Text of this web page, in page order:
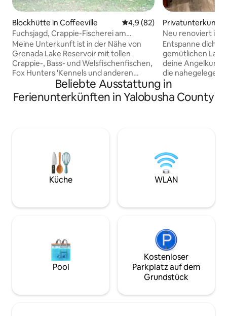
Blockhütte in Coffeeville Durchschnittliche
4,9 (82)
Fuchsjagd, Crappie-Fischerei am
Grenada Lake
Meine Unterkunft ist in der Nähe von
Grenada Lake Reservoir mit tollen
Crappie-, Bass- und Welsfischenfischen,
Fox Hunters 'Kennels und anderen
Jagdgebieten. Du wirst meine
Unterkunft lieben wegen des
Außenbereichs, der von Amish
oder einfach nur zum Entspannen. Das
Hotel liegt auf einem schattigen
Grundstück der Eiche, das für Paare,
Solo-Abenteurer, Familien (mit Kindern),
Trails, 5 Meilen entfernt.
Privatunterkunft
Neu renoviert in
Entspanne dich
gemütlichen
deine
die
zum Parken
renovierte Haus
offenen
einfache 30-
und eine Stunde
Für
ein paar Minuten
Beliebte Ausstattung in
Ferienunterkünften in Yalobusha County
Küche WLAN
Pool
Kostenloser
Parkplatz auf dem
Grundstück